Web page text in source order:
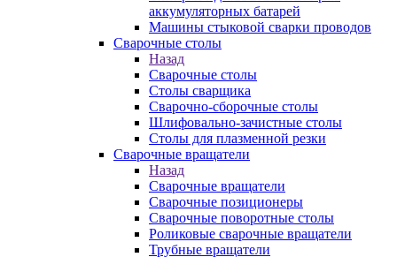
аккумуляторных батарей
Машины стыковой сварки проводов
Сварочные столы
Назад
Сварочные столы
Столы сварщика
Сварочно-сборочные столы
Шлифовально-зачистные столы
Столы для плазменной резки
Сварочные вращатели
Назад
Сварочные вращатели
Сварочные позиционеры
Сварочные поворотные столы
Роликовые сварочные вращатели
Трубные вращатели